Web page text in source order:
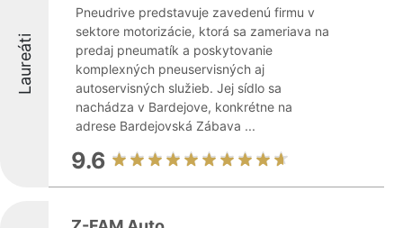
Laureáti
Pneudrive predstavuje zavedenú firmu v
sektore motorizácie, ktorá sa zameriava na
predaj pneumatík a poskytovanie
komplexných pneuservisných aj
autoservisných služieb. Jej sídlo sa
nachádza v Bardejove, konkrétne na
adrese Bardejovská Zábava ...
9.6